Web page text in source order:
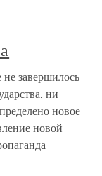
завершилось
ни
новое
новой